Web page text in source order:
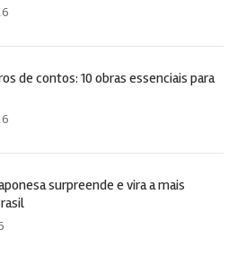
de contos: 10 obras essenciais para
surpreende e vira a mais